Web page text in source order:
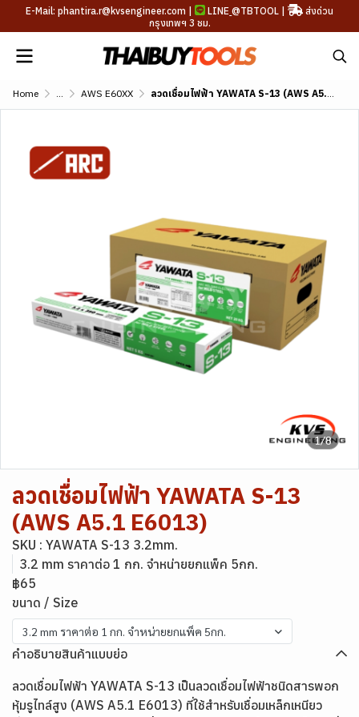
E-Mail: phantira.r@kvsengineer.com | LINE @TBTOOL |
ส่งด่วน
กรุงเทพฯ 3 ชม.
Home ... AWS E60XX ลวดเชื่อมไฟฟ้า YAWATA S-13 (AWS A5.1 E6013)
1/8
ลวดเชื่อมไฟฟ้า YAWATA S-13
(AWS A5.1 E6013)
SKU : YAWATA S-13 3.2mm.
3.2 mm ราคาต่อ 1 กก. จำหน่ายยกแพ็ค 5กก.
฿65
ขนาด / Size
3.2 mm ราคาต่อ 1 กก. จำหน่ายยกแพ็ค 5กก.
คำอธิบายสินค้าแบบย่อ
ลวดเชื่อมไฟฟ้า YAWATA S-13 เป็นลวดเชื่อมไฟฟ้าชนิดสารพอก
หุ้มรูไทล์สูง (AWS A5.1 E6013) ที่ใช้สำหรับเชื่อมเหล็กเหนียว